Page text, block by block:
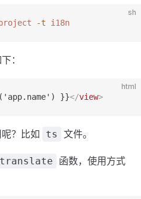
sh
-t i18n
：
html
}}</view>
？比如 ts 文件。
translate
函数，使用方式